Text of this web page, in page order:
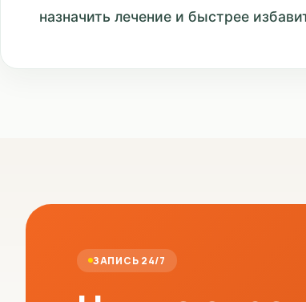
назначить лечение и быстрее
ЗАПИСЬ 24/7